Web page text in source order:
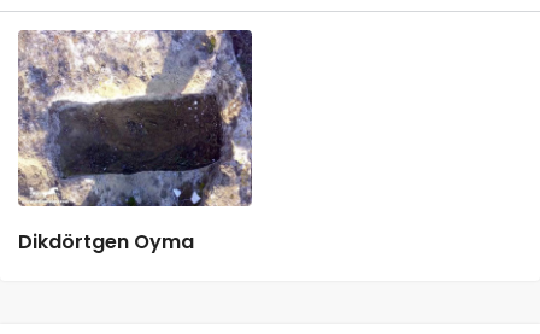
Dikdörtgen Oyma